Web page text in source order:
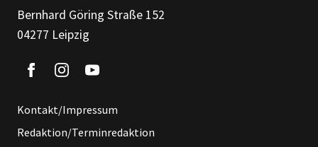
Bernhard Göring Straße 152
04277 Leipzig
Kontakt/Impressum
Redaktion/Terminredaktion